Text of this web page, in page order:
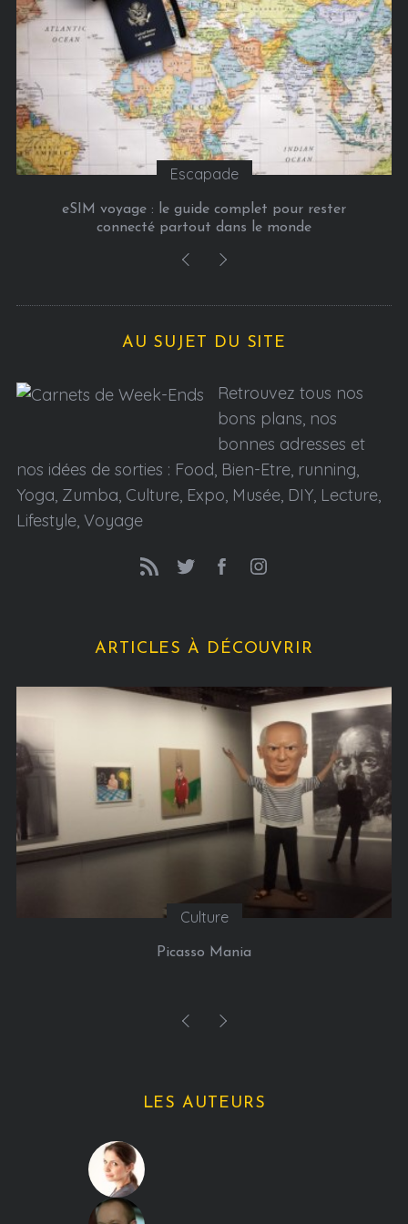
s
Escapade
eSIM voyage : le guide complet pour rester
connecté partout dans le monde
AU SUJET DU SITE
Retrouvez tous nos
bons plans, nos
bonnes adresses et
nos idées de sorties : Food, Bien-Etre, running,
Yoga, Zumba, Culture, Expo, Musée, DIY, Lecture,
Lifestyle, Voyage
ARTICLES À DÉCOUVRIR
Culture
Picasso Mania
LES AUTEURS